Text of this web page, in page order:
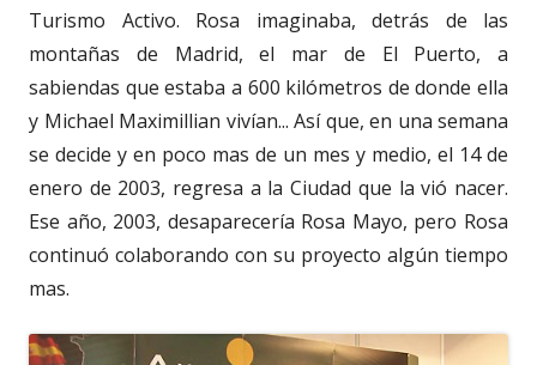
Turismo Activo. Rosa imaginaba, detrás de las
montañas de Madrid, el mar de El Puerto, a
sabiendas que estaba a 600 kilómetros de donde ella
y Michael Maximillian vivían... Así que, en una semana
se decide y en poco mas de un mes y medio, el 14 de
enero de 2003, regresa a la Ciudad que la vió nacer.
Ese año, 2003, desaparecería Rosa Mayo, pero Rosa
continuó colaborando con su proyecto algún tiempo
mas.